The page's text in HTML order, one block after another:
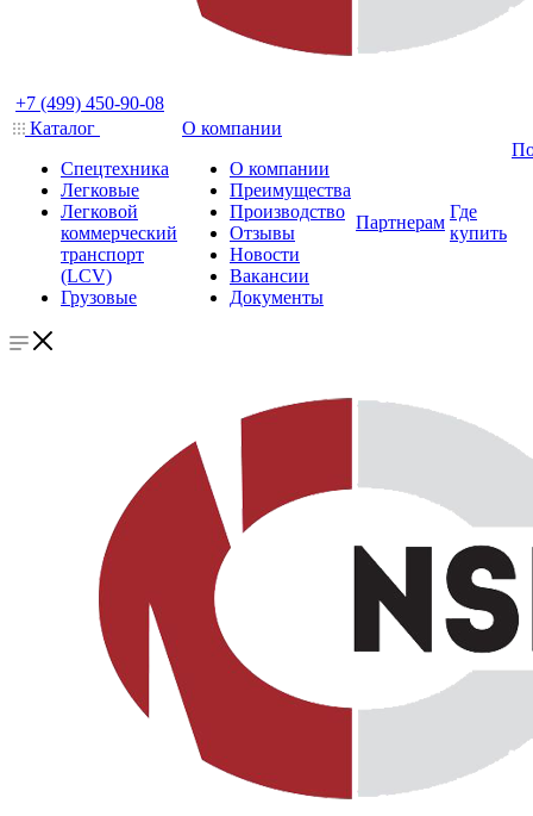
+7 (499) 450-90-08
Каталог
Спецтехника
Легковые
Легковой
коммерческий
транспорт
(LCV)
Грузовые
О компании
О компании
Преимущества
Производство
Отзывы
Новости
Вакансии
Документы
Партнерам
Где
купить